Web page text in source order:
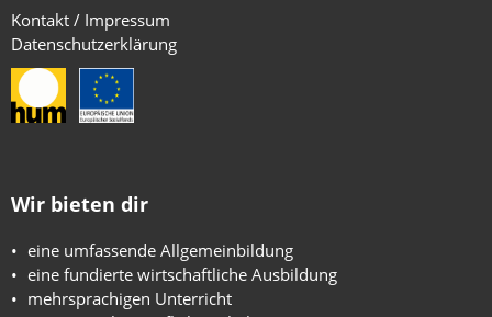
Kontakt / Impressum
Datenschutzerklärung
Wir bieten dir
eine umfassende Allgemeinbildung
eine fundierte wirtschaftliche Ausbildung
mehrsprachigen Unterricht